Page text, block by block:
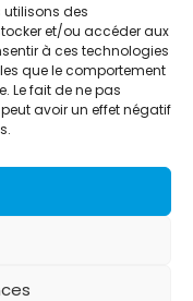
utilisons des
et/ou accéder aux
à ces technologies
que le comportement
Le fait de ne pas
avoir un effet négatif
presse et de
1995, elle conçoit et
et à l’international
partenaires.